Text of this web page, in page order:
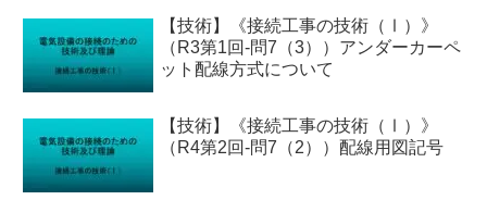
【技術】《接続工事の技術（Ⅰ）》
（R3第1回-問7（3））アンダーカーペ
ット配線方式について
【技術】《接続工事の技術（Ⅰ）》
（R4第2回-問7（2））配線用図記号